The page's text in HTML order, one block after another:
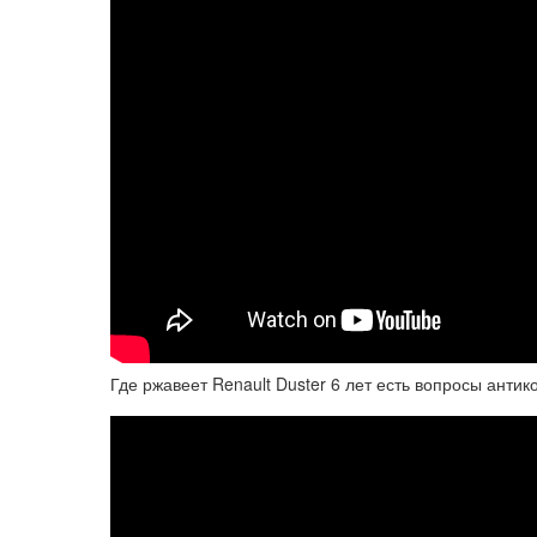
Где ржавеет Renault Duster 6 лет есть вопросы